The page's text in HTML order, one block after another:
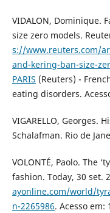
VIDALON, Dominique.
size zero models.
s://www.reuters.com/
and-kering-ban-size-
PARIS (Reuters) -
eating disorders.
VIGARELLO, Georges.
Schalafman. Rio de
VOLONTÉ, Paolo. The
fashion. Today, 30 set.
ayonline.com/world/
n-2265986. Acesso em: